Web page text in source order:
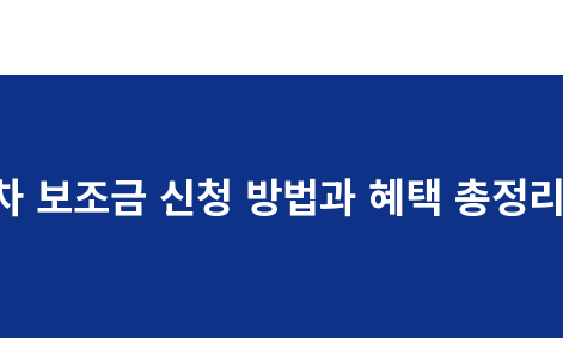
보조금 신청 방법과 혜택 총정리